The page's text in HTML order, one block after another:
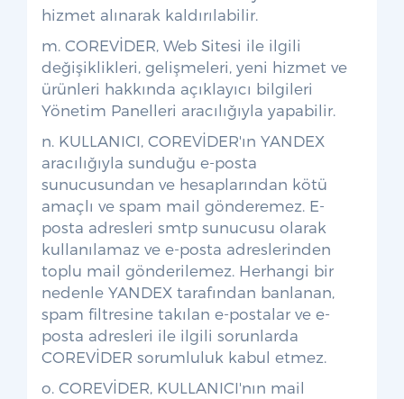
hizmet alınarak kaldırılabilir.
m. COREVİDER, Web Sitesi ile ilgili
değişiklikleri, gelişmeleri, yeni hizmet ve
ürünleri hakkında açıklayıcı bilgileri
Yönetim Panelleri aracılığıyla yapabilir.
n. KULLANICI, COREVİDER'ın YANDEX
aracılığıyla sunduğu e-posta
sunucusundan ve hesaplarından kötü
amaçlı ve spam mail gönderemez. E-
posta adresleri smtp sunucusu olarak
kullanılamaz ve e-posta adreslerinden
toplu mail gönderilemez. Herhangi bir
nedenle YANDEX tarafından banlanan,
spam filtresine takılan e-postalar ve e-
posta adresleri ile ilgili sorunlarda
COREVİDER sorumluluk kabul etmez.
o. COREVİDER, KULLANICI'nın mail